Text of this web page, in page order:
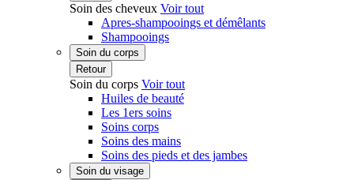
Soin des cheveux Voir tout
Apres-shampooings et démêlants
Shampooings
Soin du corps
Retour
Soin du corps Voir tout
Huiles de beauté
Les 1ers soins
Soins corps
Soins des mains
Soins des pieds et des jambes
Soin du visage